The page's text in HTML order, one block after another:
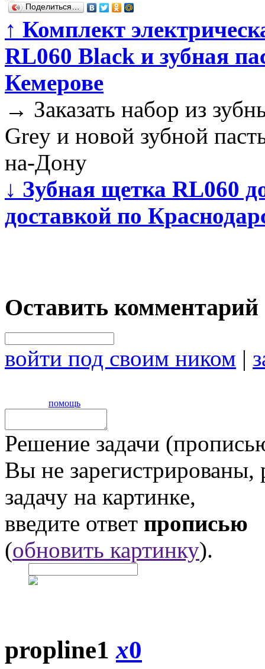
Поделиться…
↑ Комплект
RL060 Black и зубная
Кемерове
→ Заказать набор из
Grey и новой зубной
на-Дону
↓ Зубная щетка RL060
доставкой по
Оставить комментарий
войти под своим ником |
помощь
Решение задачи
Вы не
задачу на картинке,
введите ответ прописью
(обновить картинку).
propline1x0